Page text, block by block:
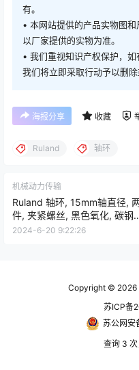
有。
• 本网站提供的产品实物图
以厂家提供的实物为准。
• 我们重视知识产权保护，如
我们将立即采取行动予以删除
海报分享 收藏
Ruland 轴环
机械动力传输
Ruland 轴环, 15mm轴直径,
件, 夹紧螺丝, 黑色氧化, 碳钢,
34mm外径, 13mm宽度，
2024-6-20 9:22:26
Copyright © 2026
苏ICP备
苏公网
查询 3